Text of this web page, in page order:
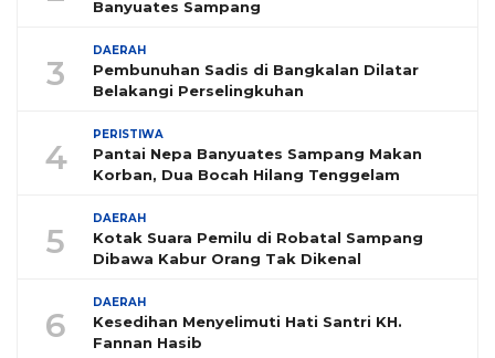
Banyuates Sampang
3
DAERAH
Pembunuhan Sadis di Bangkalan Dilatar
Belakangi Perselingkuhan
4
PERISTIWA
Pantai Nepa Banyuates Sampang Makan
Korban, Dua Bocah Hilang Tenggelam
5
DAERAH
Kotak Suara Pemilu di Robatal Sampang
Dibawa Kabur Orang Tak Dikenal
6
DAERAH
Kesedihan Menyelimuti Hati Santri KH.
Fannan Hasib